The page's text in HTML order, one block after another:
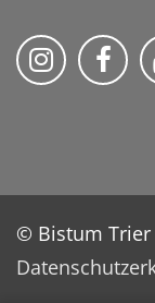
Bistum
© Bistum Trier